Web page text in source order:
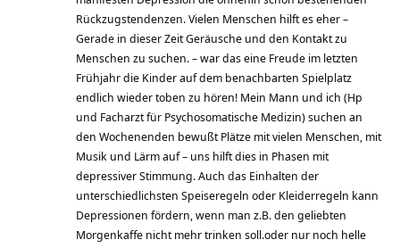
Rückzugstendenzen. Vielen Menschen hilft es eher –
Gerade in dieser Zeit Geräusche und den Kontakt zu
Menschen zu suchen. – war das eine Freude im letzten
Frühjahr die Kinder auf dem benachbarten Spielplatz
endlich wieder toben zu hören! Mein Mann und ich (Hp
und Facharzt für Psychosomatische Medizin) suchen an
den Wochenenden bewußt Plätze mit vielen Menschen, mit
Musik und Lärm auf – uns hilft dies in Phasen mit
depressiver Stimmung. Auch das Einhalten der
unterschiedlichsten Speiseregeln oder Kleiderregeln kann
Depressionen fördern, wenn man z.B. den geliebten
Morgenkaffe nicht mehr trinken soll.oder nur noch helle